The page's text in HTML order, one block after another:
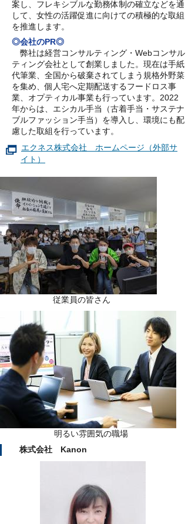
案し、フレキシブルな勤務体制の確立などを通
して、女性の活躍促進に向けての積極的な取組
を推進します。
◎会社のPR◎
弊社は経営コンサルティング・Webコンサル
ティング会社として創業しました。現在は手紙
代筆業、全国から破棄されてしまう規格外野菜
を集め、個人宅へ定期配送するフードロス事
業、オプティカル事業も行っています。2022
年からは、エシカル手当（古着手当・サステナ
ブルファッション手当）を導入し、環境にも配
慮した取組を行っています。
エクネス株式会社 ホームページ（外部サ
イト）
従業員の皆さん
明るい雰囲気の職場
株式会社 Kanon